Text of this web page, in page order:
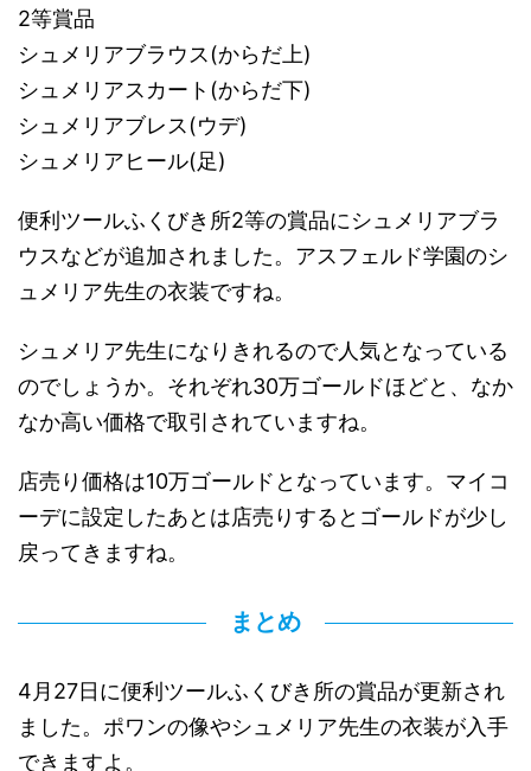
2等賞品
シュメリアブラウス(からだ上)
シュメリアスカート(からだ下)
シュメリアブレス(ウデ)
シュメリアヒール(足)
便利ツールふくびき所2等の賞品にシュメリアブラ
ウスなどが追加されました。アスフェルド学園のシ
ュメリア先生の衣装ですね。
シュメリア先生になりきれるので人気となっている
のでしょうか。それぞれ30万ゴールドほどと、なか
なか高い価格で取引されていますね。
店売り価格は10万ゴールドとなっています。マイコ
ーデに設定したあとは店売りするとゴールドが少し
戻ってきますね。
まとめ
4月27日に便利ツールふくびき所の賞品が更新され
ました。ポワンの像やシュメリア先生の衣装が入手
できますよ。